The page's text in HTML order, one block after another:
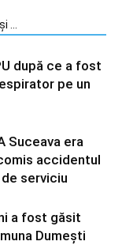
...
după ce a fost
pe un
Suceava era
accidentul
serviciu
a fost găsit
Dumești